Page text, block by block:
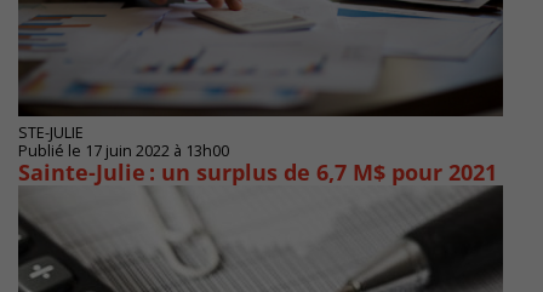
STE-JULIE
Publié le 17 juin 2022 à 13h00
Sainte-Julie : un surplus de 6,7 M$ pour 2021